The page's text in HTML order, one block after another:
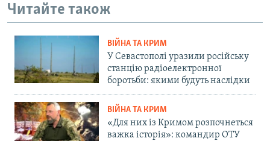
Читайте також
ВІЙНА ТА КРИМ
У Севастополі уразили російську
станцію радіоелектронної
боротьби: якими будуть наслідки
ВІЙНА ТА КРИМ
«Для них із Кримом розпочнеться
важка історія»: командир ОТУ